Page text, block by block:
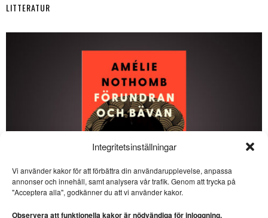
Integritetsinställningar
Vi använder kakor för att förbättra din användarupplevelse, anpassa
annonser och innehåll, samt analysera vår trafik. Genom att trycka på
"Acceptera alla", godkänner du att vi använder kakor.
Observera att funktionella kakor är nödvändiga för inloggning.
LITTERATUR
SE ÄVEN
storartad poesi